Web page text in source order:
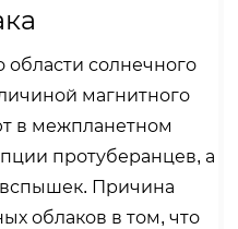
области солнечного
магнитного
в межпланетном
протуберанцев, а
Причина
облаков в том, что